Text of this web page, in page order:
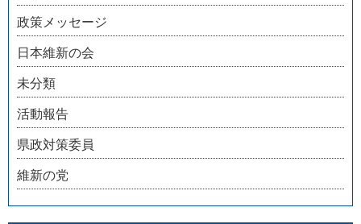
政策メッセージ
日本維新の会
未分類
活動報告
県政対策委員
維新の党